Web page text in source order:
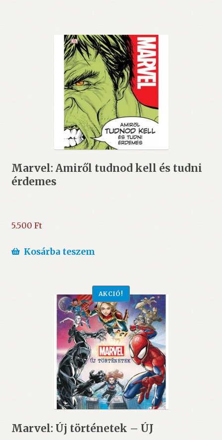
Marvel: Amiről tudnod kell és tudni
érdemes
5.500 Ft
Kosárba teszem
Marvel: Új történetek – ÚJ
AKCIÓ!